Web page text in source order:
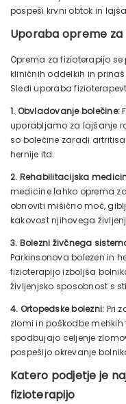
pospeši krvni obtok in
Uporaba opreme
Oprema za fizioterapijo
kliničnih oddelkih in
Sledi uporaba
1. Obvladovanje bolečine:
uporabljamo za lajšanje
so bolečine zaradi
hernije itd.
2. Rehabilitacijska
medicine lahko oprema
obnoviti mišično moč,
kakovost njihovega
3. Bolezni živčnega
Parkinsonova bolezen in
fizioterapijo izboljša
življenjsko sposobnost s
4. Ortopedske bolezni: Pri
zlomi in poškodbe
spodbujajo celjenje
pospešijo okrevanje
Katero podjetje je
fizioterapijo